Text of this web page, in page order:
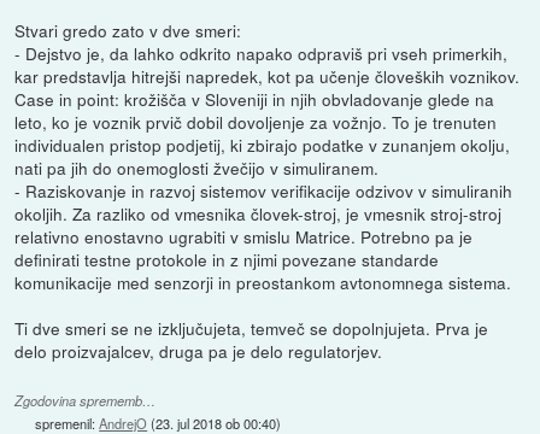
Stvari gredo zato v dve smeri:
- Dejstvo je, da lahko odkrito napako odpraviš pri vseh primerkih,
kar predstavlja hitrejši napredek, kot pa učenje človeških voznikov.
Case in point: krožišča v Sloveniji in njih obvladovanje glede na
leto, ko je voznik prvič dobil dovoljenje za vožnjo. To je trenuten
individualen pristop podjetij, ki zbirajo podatke v zunanjem okolju,
nati pa jih do onemoglosti žvečijo v simuliranem.
- Raziskovanje in razvoj sistemov verifikacije odzivov v simuliranih
okoljih. Za razliko od vmesnika človek-stroj, je vmesnik stroj-stroj
relativno enostavno ugrabiti v smislu Matrice. Potrebno pa je
definirati testne protokole in z njimi povezane standarde
komunikacije med senzorji in preostankom avtonomnega sistema.
Ti dve smeri se ne izključujeta, temveč se dopolnjujeta. Prva je
delo proizvajalcev, druga pa je delo regulatorjev.
Zgodovina sprememb…
spremenil:AndrejO(23. jul 2018 ob 00:40)